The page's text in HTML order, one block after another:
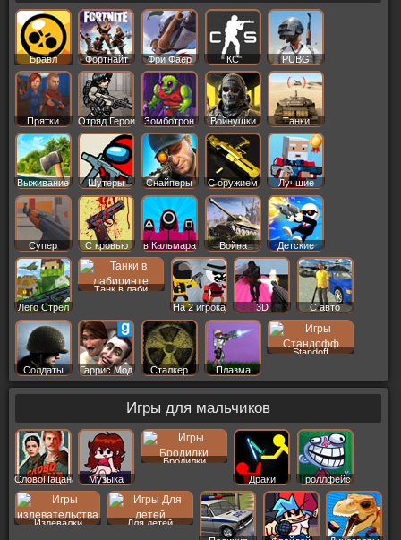
Бравл
Старс
Фортнайт Фри Фаер КС PUBG
Прятки Отряд Герои Зомботрон Войнушки Танки
Выживание Шутеры Снайперы С оружием Лучшие
Супер С кровью в Кальмара Война Детские
Лего Стрел
Танк в лаби
На 2 игрока
3D С авто
Солдаты Гаррис Мод Сталкер Плазма
Standoff
Игры для мальчиков
СловоПацана Музыка
Бродилки
Драки
Троллфейс
Издевалки
Для детей